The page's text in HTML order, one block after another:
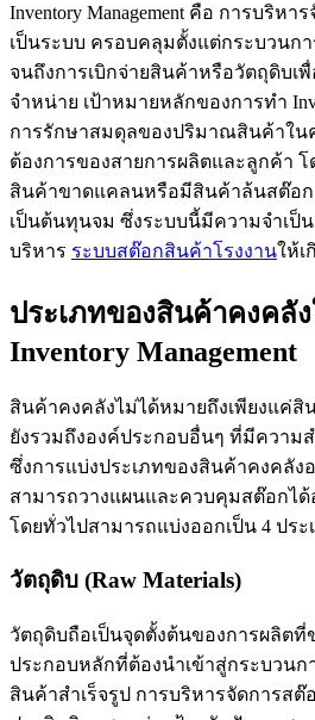
Inventory Management คือ การบริห
เป็นระบบ ครอบคลุมตั้งแต่กระบวนกา
จนถึงการเบิกจ่ายสินค้าหรือวัตถุดิบเ
จำหน่าย เป้าหมายหลักของการทำ
การรักษาสมดุลของปริมาณสินค้าใน
ต้องการของสายการผลิตและลูกค้า
สินค้าขาดแคลนหรือมีสินค้าล้นสต๊อก
เป็นต้นทุนจม ซึ่งระบบนี้มีความจำเป็
บริหาร ระบบสต๊อกสินค้าโรงงานให้เ
ประเภทของสินค้าคงคลั
Inventory Management
สินค้าคงคลังไม่ได้หมายถึงเพียงแค่
ยังรวมถึงองค์ประกอบอื่นๆ ที่มีความ
ซึ่งการแบ่งประเภทของสินค้าคงคลัง
สามารถวางแผนและควบคุมสต๊อกไ
โดยทั่วไปสามารถแบ่งออกเป็น 4 ปร
วัตถุดิบ (Raw Materials)
วัตถุดิบถือเป็นจุดตั้งต้นของการผลิตที่
ประกอบหลักที่ต้องนำเข้าสู่กระบวนก
สินค้าสำเร็จรูป การบริหารจัดการสต๊